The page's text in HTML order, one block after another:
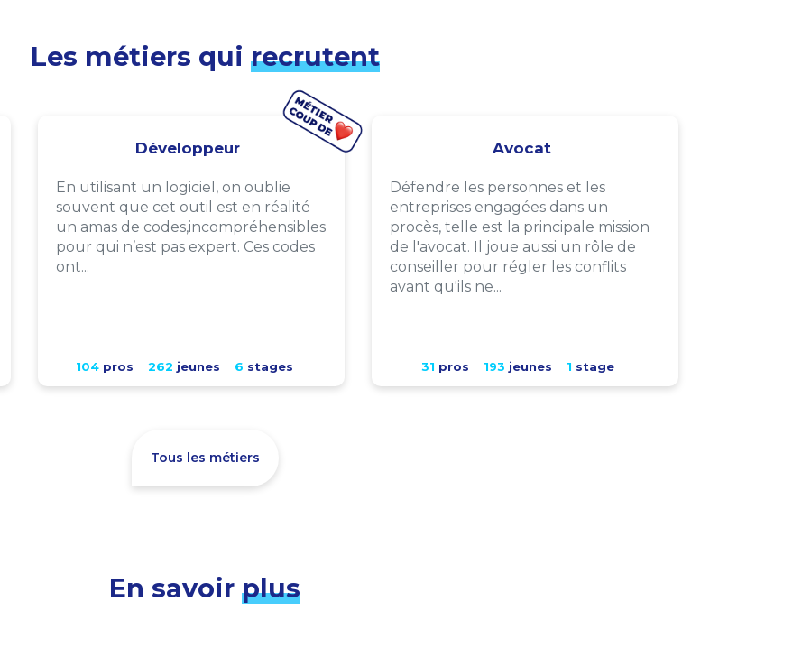
Les métiers qui recrutent
Développeur
En utilisant un logiciel, on oublie
souvent que cet outil est en réalité
un amas de codes,incompréhensibles
pour qui n’est pas expert. Ces codes
ont...
104pros 262 jeunes 6 stages
Avocat
Défendre les personnes et les
entreprises engagées dans un
procès, telle est la principale mission
de l'avocat. Il joue aussi un rôle de
conseiller pour régler les conflits
avant qu'ils ne...
31 pros 193 jeunes 1 stage
Tous les métiers
En savoir plus